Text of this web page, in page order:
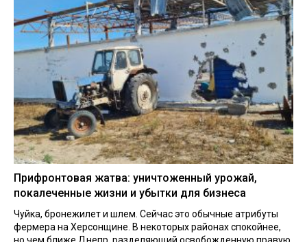
Прифронтовая жатва: уничтоженный урожай,
покалеченные жизни и убытки для бизнеса
Чуйка, бронежилет и шлем. Сейчас это обычные атрибуты
фермера на Херсонщине. В некоторых районах спокойнее,
но чем ближе Днепр, разделяющий освобожденную правую